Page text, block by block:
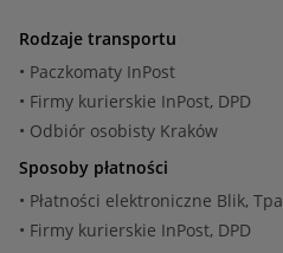
Rodzaje transportu
• Paczkomaty InPost
• Firmy kurierskie InPost, DPD
• Odbiór osobisty Kraków
Sposoby płatności
• Płatności elektroniczne Blik,
• Firmy kurierskie InPost, DPD